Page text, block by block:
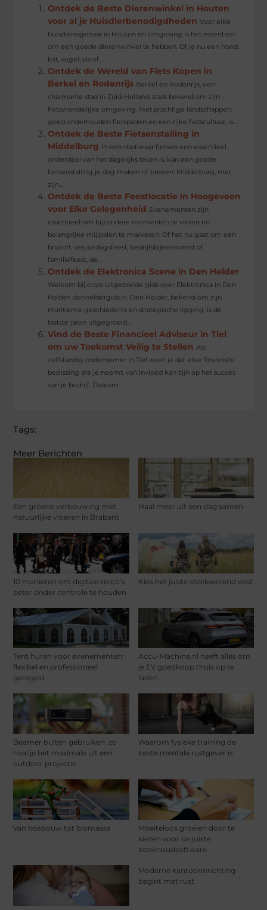
Meer Berichten
Een groene verbouwing met
natuurlijke vloeren in Brabant
Haal meer uit een dag samen
10 manieren om digitale risico’s
beter onder controle te houden
Kies het juiste steekwerend vest
Tent huren voor evenementen:
flexibel en professioneel
geregeld
Accu-Machine.nl heeft alles om
je EV goedkoop thuis op te
laden
Beamer buiten gebruiken: zo
haal je het maximale uit een
outdoor projectie
Waarom fysieke training de
beste mentale rustgever is
Van bosbouw tot biomassa
Moeiteloos groeien door te
kiezen voor de juiste
boekhoudsoftware
Moderne kantoorinrichting
begint met rust
Ontdek de Beste Dierenwinkel in Houten
voor al je Huisdierbenodigdheden Voor elke
huisdiereigenaar in Houten en omgeving is het essentieel
om een goede dierenwinkel te hebben. Of je nu een hond,
kat, vogel, vis of...
Ontdek de Wereld van Fiets Kopen in
Berkel en Rodenrijs Berkel en Rodenrijs, een
charmante stad in Zuid-Holland, staat bekend om zijn
fietsvriendelijke omgeving. Met prachtige landschappen,
goed onderhouden fietspaden en een rijke fietscultuur, is...
Ontdek de Beste Fietsenstalling in
Middelburg In een stad waar fietsen een essentieel
onderdeel van het dagelijks leven is, kan een goede
fietsenstalling je dag maken of breken. Middelburg, met
zijn...
Ontdek de Beste Feestlocatie in Hoogeveen
voor Elke Gelegenheid Evenementen zijn
essentieel om bijzondere momenten te vieren en
belangrijke mijlpalen te markeren. Of het nu gaat om een
bruiloft, verjaardagsfeest, bedrijfsbijeenkomst of
familiefeest, de...
Ontdek de Elektronica Scene in Den Helder
Welkom bij onze uitgebreide gids over Elektronica in Den
Helder. denheldergids.nl. Den Helder, bekend om zijn
maritieme geschiedenis en strategische ligging, is de
laatste jaren uitgegroeid...
Vind de Beste Financieel Adviseur in Tiel
om uw Toekomst Veilig te Stellen Als
zelfstandig ondernemer in Tiel weet je dat elke financiële
beslissing die je neemt, van invloed kan zijn op het succes
van je bedrijf. Daarom...
Tags: